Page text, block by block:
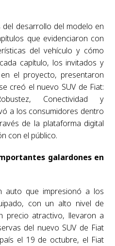
desarrollo del modelo en
que evidenciaron con
del vehículo y cómo
capítulo, los invitados y
el proyecto, presentaron
creó el nuevo SUV de Fiat:
Conectividad y
a los consumidores dentro
de la plataforma digital
con el público.
galardones en
auto que impresionó a los
con un alto nivel de
precio atractivo, llevaron a
del nuevo SUV de Fiat
el 19 de octubre, el Fiat